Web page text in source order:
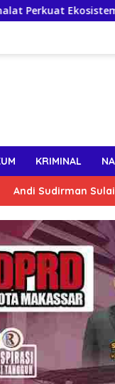
Haji
KRIMINAL
Andi Sudirman